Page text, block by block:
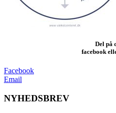
Del på
facebook
Facebook
Email
NYHEDSBREV